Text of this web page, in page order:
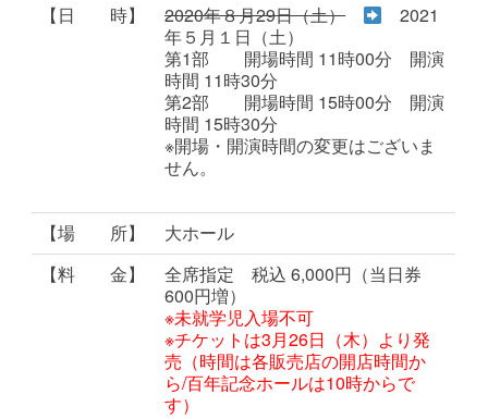
【日 時】
2020年８月29日（土）
2021
年５月１日（土）
第1部 開場時間 11時00分 開演
時間 11時30分
第2部 開場時間 15時00分 開演
時間 15時30分
※開場・開演時間の変更はございま
せん。
【場 所】
大ホール
【料 金】
全席指定 税込 6,000円（当日券
600円増）
※未就学児入場不可
※チケットは3月26日（木）より発
売（時間は各販売店の開店時間か
ら/百年記念ホールは10時からで
す）